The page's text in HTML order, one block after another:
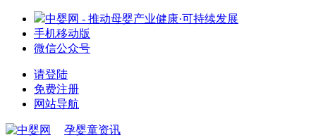
中婴网 - 推动母婴产业健康·可持续发展
手机移动版
微信公众号
请登陆
免费注册
网站导航
孕婴童资讯